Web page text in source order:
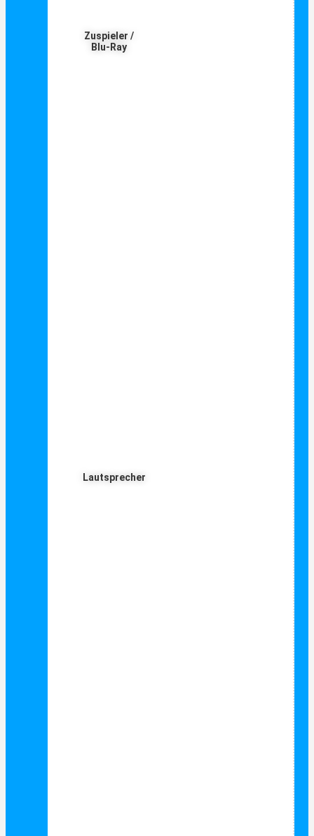
Zuspieler /
Blu-Ray
Lautsprecher